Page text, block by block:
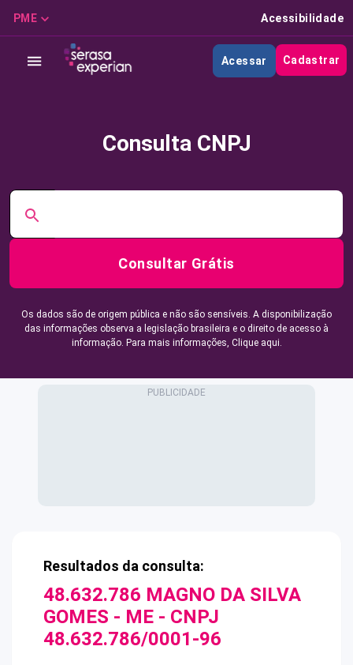
PME Acessibilidade
Acessar Cadastrar
Consulta CNPJ
Consultar Grátis
Os dados são de origem pública e não são sensíveis. A disponibilização
das informações observa a legislação brasileira e o direito de acesso à
informação. Para mais informações, Clique aqui.
Resultados da consulta:
48.632.786 MAGNO DA SILVA
GOMES - ME - CNPJ
48.632.786/0001-96